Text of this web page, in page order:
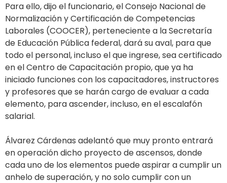
Para ello, dijo el funcionario, el Consejo Nacional de
Normalización y Certificación de Competencias
Laborales (COOCER), perteneciente a la Secretaría
de Educación Pública federal, dará su aval, para que
todo el personal, incluso el que ingrese, sea certificado
en el Centro de Capacitación propio, que ya ha
iniciado funciones con los capacitadores, instructores
y profesores que se harán cargo de evaluar a cada
elemento, para ascender, incluso, en el escalafón
salarial.
Álvarez Cárdenas adelantó que muy pronto entrará
en operación dicho proyecto de ascensos, donde
cada uno de los elementos puede aspirar a cumplir un
anhelo de superación, y no solo cumplir con un